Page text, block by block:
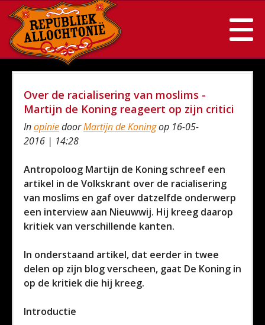
Over de racialisering van moslims -
Martijn de Koning reageert op zijn critici
InopiniedoorMartijn de Koningop 16-05-
2016 | 14:28
Antropoloog Martijn de Koning schreef een
artikel in de Volkskrant over de racialisering
van moslims en gaf over datzelfde onderwerp
een interview aan Nieuwwij. Hij kreeg daarop
kritiek van verschillende kanten.
In onderstaand artikel, dat eerder in twee
delen op zijn blog verscheen, gaat De Koning in
op de kritiek die hij kreeg.
Introductie